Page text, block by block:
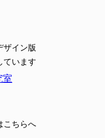
ザイン版
ています
室
こちらへ